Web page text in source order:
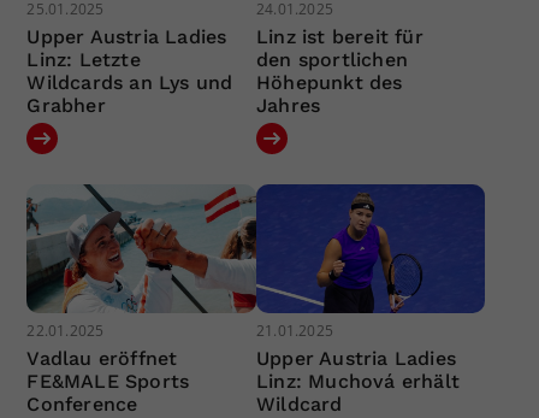
25.01.2025
Upper Austria Ladies
Linz: Letzte
Wildcards an Lys und
Grabher
24.01.2025
Linz ist bereit für
den sportlichen
Höhepunkt des
Jahres
22.01.2025
Vadlau eröffnet
FE&MALE Sports
Conference
21.01.2025
Upper Austria Ladies
Linz: Muchová erhält
Wildcard